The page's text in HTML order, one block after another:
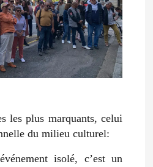
les plus marquants, celui
du milieu culturel:
isolé, c’est un